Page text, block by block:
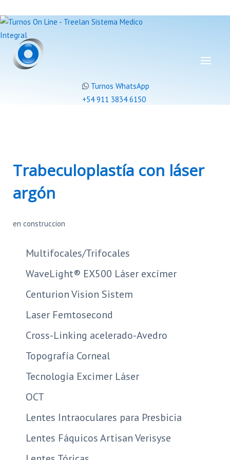
Turnos WhatsApp
+54 911 3834 6150
Trabeculoplastía con láser
argón
en construccion
Multifocales/Trifocales
WaveLight® EX500 Láser excímer
Centurion Vision Sistem
Laser Femtosecond
Cross-Linking acelerado-Avedro
Topografía Corneal
Tecnología Excimer Láser
OCT
Lentes Intraoculares para Presbicia
Lentes Fáquicos Artisan Verisyse